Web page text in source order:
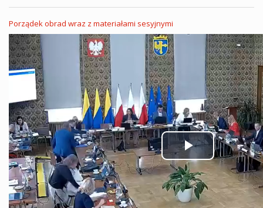
Porządek obrad wraz z materiałami sesyjnymi